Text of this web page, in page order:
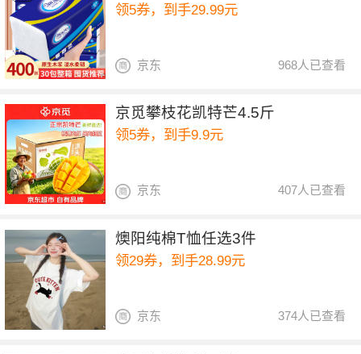
领5券，到手29.99元
968人已查看
京东
京觅攀枝花凯特芒4.5斤
领5券，到手9.9元
407人已查看
京东
燠阳纯棉T恤任选3件
领29券，到手28.99元
374人已查看
京东